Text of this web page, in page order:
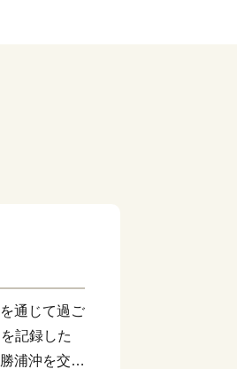
通じて過ご
記録した
浦沖を交差